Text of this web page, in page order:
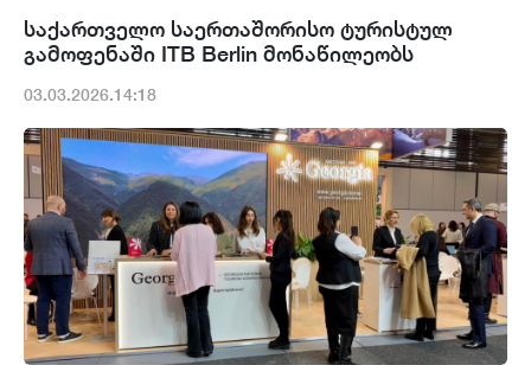
საქართველო საერთაშორისო ტურისტულ
გამოფენაში ITB Berlin მონაწილეობს
03.03.2026.14:18